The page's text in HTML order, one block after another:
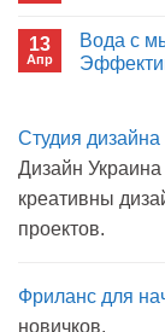
записи
Пиво
можно
13
Апр
Вода с
Вода
мылом
прогулку
антисептик.
Студия дизайна
Дизайн
креативны
проектов.
Фриланс для
новичков.